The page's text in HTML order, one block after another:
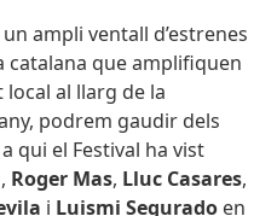
ampli ventall d’estrenes
catalana que amplifiquen
local al llarg de la
podrem gaudir dels
qui el Festival ha vist
, Roger Mas, Lluc Casares,
i Luismi Segurado en